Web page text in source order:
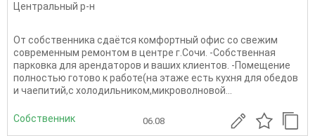
Центральный р-н
От собственника сдаётся комфортный офис со свежим
современным ремонтом в центре г.Сочи. -Собственная
парковка для арендаторов и ваших клиентов. -Помещение
полностью готово к работе(на этаже есть кухня для обедов
и чаепитий,с холодильником,микроволновой...
Собственник 06.08